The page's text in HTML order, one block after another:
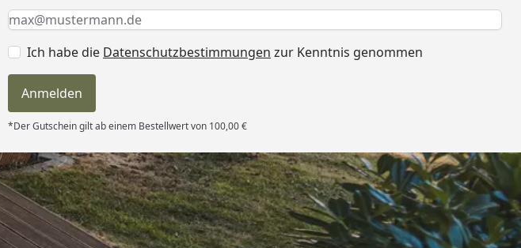
Keine Eingabe erforderlich
Eingabe erforderlich
E-Mail *
Ich habe die Datenschutzbestimmungen zur Kenntnis genommen
Anmelden
*Der Gutschein gilt ab einem Bestellwert von 100,00 €
Versand